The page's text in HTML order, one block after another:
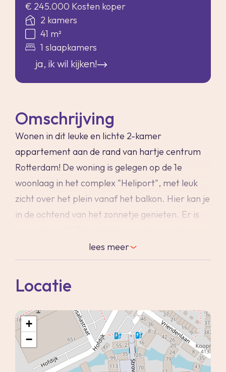
€ 245.000 Kosten koper
2 kamers
41 m²
1 slaapkamers
ja, ik wil kijken!
Omschrijving
Wonen in dit leuke en lichte 2-kamer
appartement aan de rand van hartje centrum
Rotterdam! De woning is gelegen op de 1e
woonlaag in het complex "Heliport", met leuk
zicht over het plein vanaf het balkon. Hier kan je
in de ochtend van het zonnetje genieten. Er is
behoort een eigen berging. Wonen in Heliport
betekent rust, terwijl je letterlijk om de hoek alle
gezelligheid van wereldstad Rotterdam vindt! Dit
appartement heeft de perfecte ligging. De
ligging is werkelijk ideaal: aan de rand van het
Centrum, zeer centraal maar toch heerlijk
rustig. In de directe omgeving is er een breed
aanbod op het gebied van trendy zaakjes en een
lees meer
Locatie
+
−